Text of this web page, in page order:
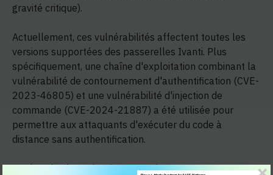
gravité critique).
Actuellement, ces vulnérabilités affectent toutes les
versions supportées des passerelles Ivanti. Plus
spécifiquement, une chaîne d'exploitation combinant la
vulnérabilité de contournement d'authentification (CVE-
2023-46805) et une vulnérabilité d'injection de
commande (CVE-2024-21887) a été utilisée pour
permettre aux attaquants d'exécuter du code à
distance sans authentification.
Par la suite, le 31 janvier 2024, deux autres